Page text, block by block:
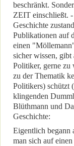
beschränkt.
ZEIT einschließt.
Geschichte
Publikationen auf
einen
sicher wissen, gibt
Politiker, gerne zu
zu der Thematik
Politikers) schützt
klingenden
Blüthmann und
Geschichte:
Eigentlich begann
man sich auf